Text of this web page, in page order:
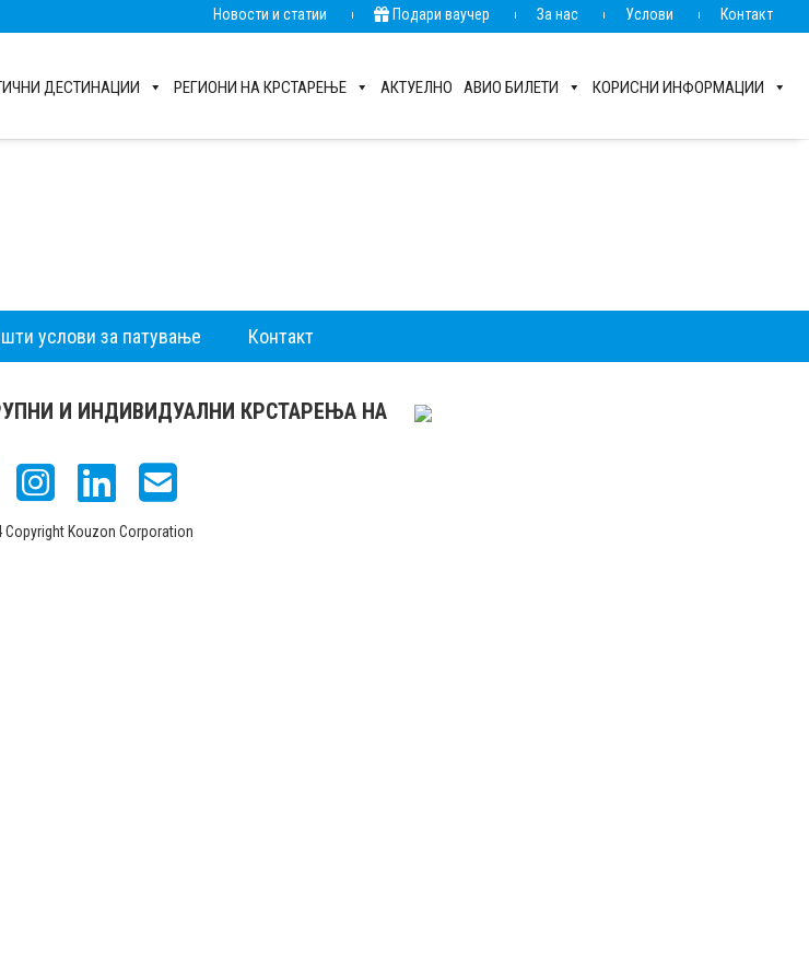
Новости и статии Подари ваучер За нас Услови Контакт
ДЕСТИНАЦИИ РЕГИОНИ НА КРСТАРЕЊЕ АКТУЕЛНО АВИО БИЛЕТИ КОРИСНИ ИНФОРМАЦИИ
услови за патување Контакт
И ИНДИВИДУАЛНИ КРСТАРЕЊА НА
Kouzon Corporation